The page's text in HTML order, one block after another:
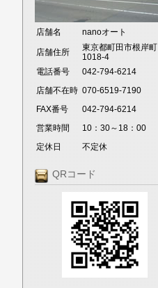
店舗名 nanoオート
店舗住所
東京都町田市根岸町
1018-4
電話番号
042-794-6214
店舗不在時 070-6519-7190
FAX番号
042-794-6214
営業時間
10：30～18：00
定休日
不定休
QRコード